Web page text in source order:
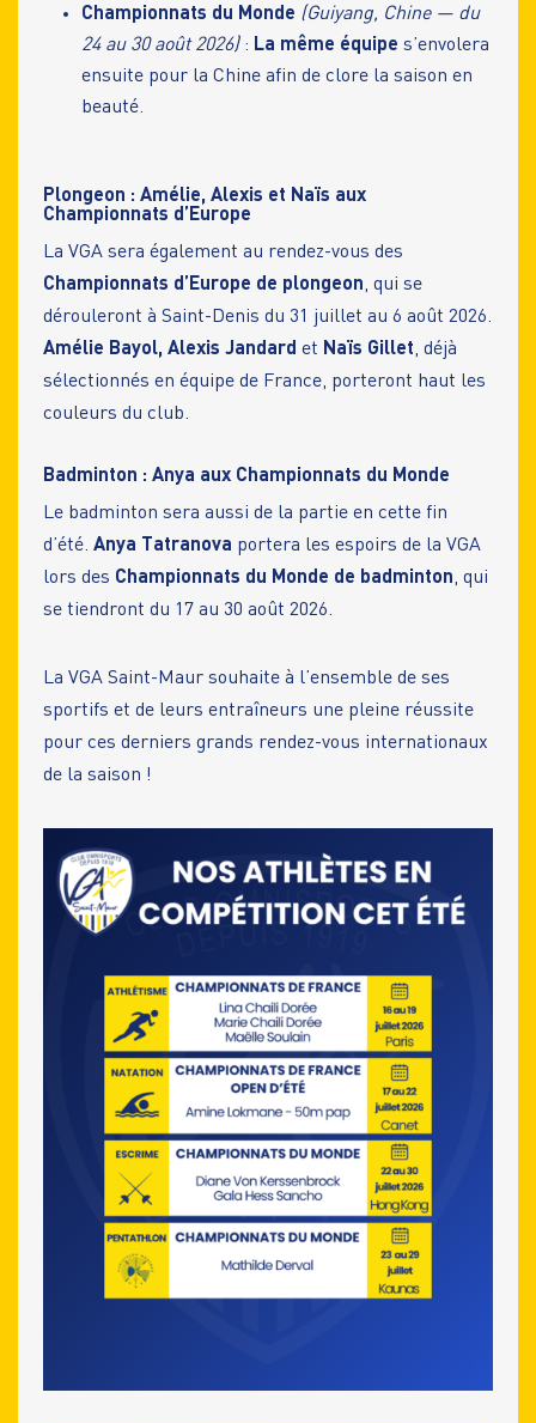
Championnats du Monde (Guiyang, Chine — du
24 au 30 août 2026): La même équipe s’envolera
ensuite pour la Chine afin de clore la saison en
beauté.
Plongeon : Amélie, Alexis et Naïs aux
Championnats d’Europe
La VGA sera également au rendez-vous des
Championnats d’Europe de plongeon, qui se
dérouleront à Saint-Denis du 31 juillet au 6 août 2026.
Amélie Bayol, Alexis Jandard et Naïs Gillet, déjà
sélectionnés en équipe de France, porteront haut les
couleurs du club.
Badminton : Anya aux Championnats du Monde
Le badminton sera aussi de la partie en cette fin
d’été. Anya Tatranova portera les espoirs de la VGA
lors des Championnats du Monde de badminton, qui
se tiendront du 17 au 30 août 2026.
La VGA Saint-Maur souhaite à l’ensemble de ses
sportifs et de leurs entraîneurs une pleine réussite
pour ces derniers grands rendez-vous internationaux
de la saison !